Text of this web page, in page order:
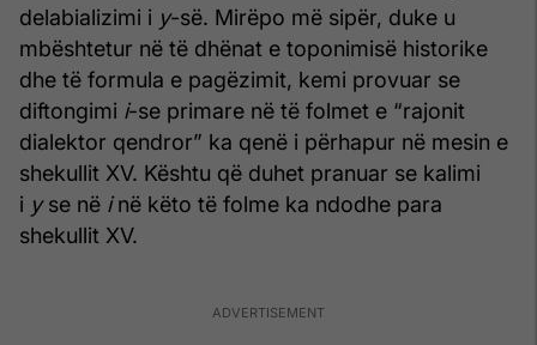
delabializimi i y-së. Mirëpo më sipër, duke u
mbështetur në të dhënat e toponimisë historike
dhe të formula e pagëzimit, kemi provuar se
diftongimi i-se primare në të folmet e “rajonit
dialektor qendror” ka qenë i përhapur në mesin e
shekullit XV. Kështu që duhet pranuar se kalimi
i yse në inë këto të folme ka ndodhe para
shekullit XV.